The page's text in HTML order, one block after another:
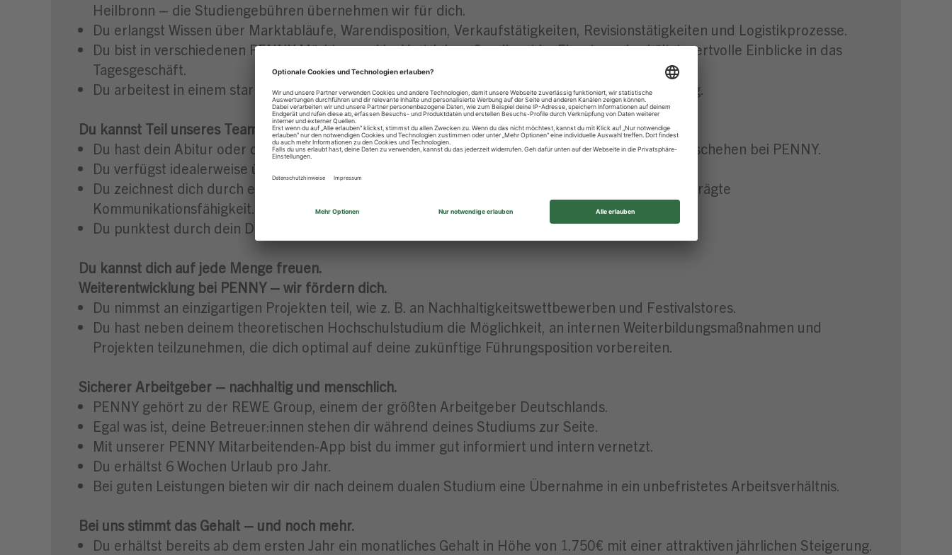
Heilbronn – die Studiengebühren übernehmen wir für dich.
Du erlangst Wissen über Marktabläufe, Warendisposition, Verkaufstätigkeiten, Revisionstätigkeiten und Logistikprozesse.
Du bist in verschiedenen PENNY Märkten und im Vertriebsaußendienst im Einsatz und erhältst wertvolle Einblicke in das
Tagesgeschäft.
Du arbeitest in einem starken Team und machst erste Erfahrungen in der Mitarbeitendenführung.
Du kannst Teil unseres Teams werden.
Du hast dein Abitur oder die Fachhochschulreife und begeisterst dich für das kaufmännische Geschehen bei PENNY.
Du verfügst idealerweise über erste Arbeitserfahrungen im Bereich Handel.
Du zeichnest dich durch ein sicheres und selbstbewusstes Auftreten aus und besitzt eine ausgeprägte
Kommunikationsfähigkeit.
Du punktest durch dein Durchsetzungsvermögen und dein Organisationstalent.
Du kannst dich auf jede Menge freuen.
Weiterentwicklung bei PENNY – wir fördern dich.
Du nimmst an einzigartigen Projekten teil, wie z. B. an Nachhaltigkeitswettbewerben und Festivalstores.
Du hast neben deinem theoretischen Hochschulstudium die Möglichkeit, an internen Weiterbildungsmaßnahmen und
Projekten teilzunehmen, die dich optimal auf deine zukünftige Führungsposition vorbereiten.
Sicherer Arbeitgeber – nachhaltig und menschlich.
PENNY gehört zu der REWE Group, einem der größten Arbeitgeber Deutschlands.
Egal was ist, deine Betreuer:innen stehen dir während deines Studiums zur Seite.
Mit unserer PENNY Mitarbeitenden-App bist du immer gut informiert und intern vernetzt.
Du erhältst 6 Wochen Urlaub pro Jahr.
Bei guten Leistungen bieten wir dir nach deinem dualen Studium eine Übernahme in ein unbefristetes Arbeitsverhältnis.
Bei uns stimmt das Gehalt – und noch mehr.
Du erhältst bereits ab dem ersten Jahr ein monatliches Gehalt in Höhe von 1.750€ mit einer attraktiven jährlichen Steigerung.